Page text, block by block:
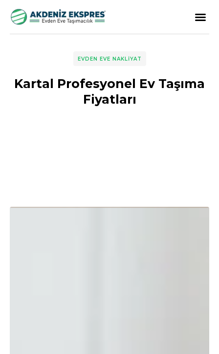
EVDEN EVE NAKLIYAT
Kartal Profesyonel Ev Taşıma
Fiyatları